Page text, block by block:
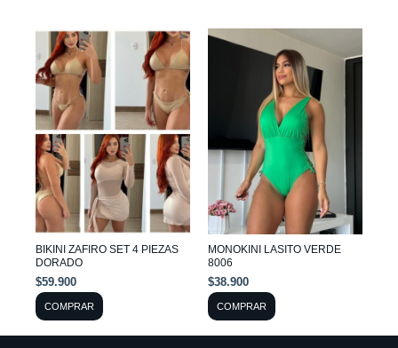
producto
de
BIKINI ZAFIRO SET 4 PIEZAS
DORADO
$59.900
COMPRAR
Este
producto
tiene
múltiples
variantes.
Las
opciones
se
pueden
elegir
en
la
MONOKINI LASITO VERDE
8006
$38.900
COMPRAR
Este
múltiples
variantes.
Las
opciones
se
pueden
elegir
en
la